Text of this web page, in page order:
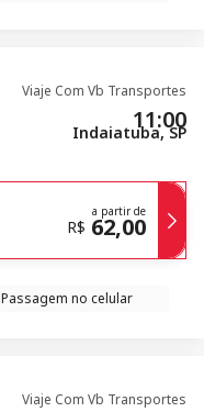
Viaje Com Vb Transportes
11:00
Indaiatuba, SP
a partir de
R$ 62,00
Passagem no celular
Viaje Com Vb Transportes